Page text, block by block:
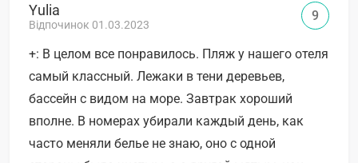
Yulia
Відпочинок 01.03.2023
+: В целом все понравилось. Пляж у нашего отеля
самый классный. Лежаки в тени деревьев,
бассейн с видом на море. Завтрак хороший
вполне. В номерах убирали каждый день, как
часто меняли белье не знаю, оно с одной
9